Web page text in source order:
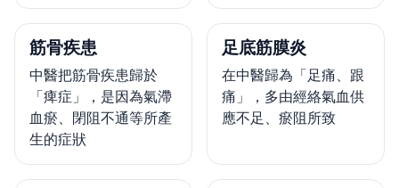
筋骨疾患
中醫把筋骨疾患歸於
「痺症」，是因為氣滯
血瘀、閉阻不通等所產
生的症狀
足底筋膜炎
在中醫歸為「足痛、跟
痛」，多由經絡氣血供
應不足、瘀阻所致